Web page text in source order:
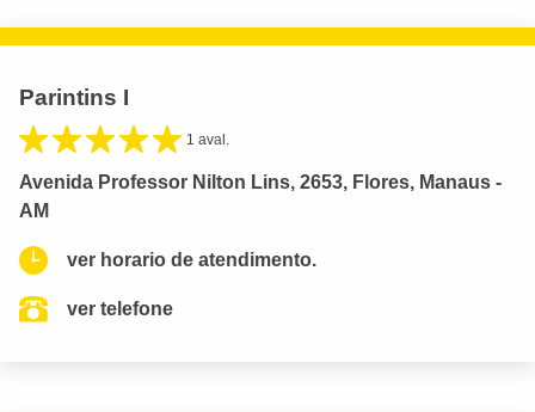
Parintins I
1 aval.
Avenida Professor Nilton Lins, 2653, Flores, Manaus -
AM
ver horario de atendimento.
ver telefone